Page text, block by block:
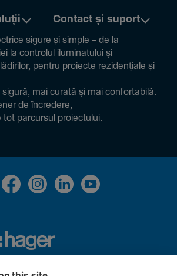
Contact și suport
sigure și simple – de la
la controlul ilumi­na­tului și
pentru proiecte rezi­den­țiale și
sigură, mai curată și mai confor­ta­bilă.
de încre­dere,
tot parcursul proiec­tului.